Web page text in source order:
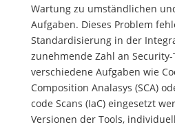
Wartung zu umständlichen
Aufgaben. Dieses Problem
Standardisierung in der
zunehmende Zahl an
verschiedene Aufgaben wie
Composition Analasys (SCA)
code Scans (IaC) eingesetzt
Versionen der Tools,